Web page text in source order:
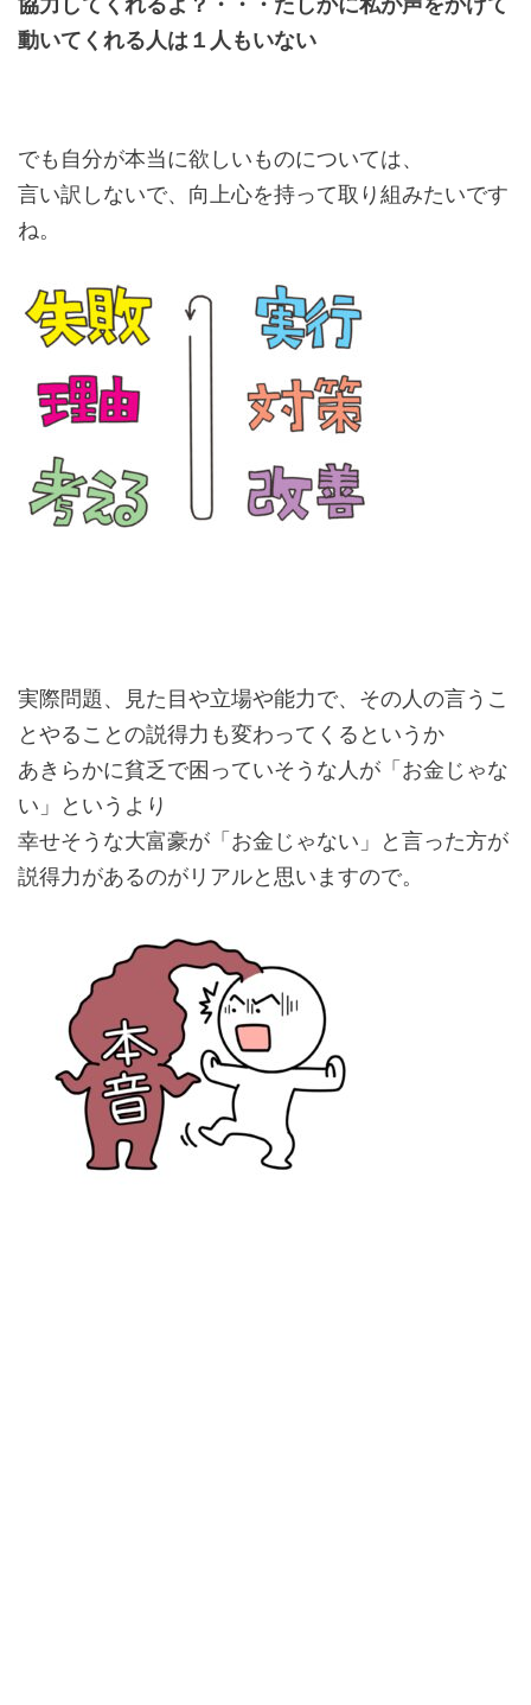
協力してくれるよ？・・・たしかに私が声をかけて
動いてくれる人は１人もいない
でも自分が本当に欲しいものについては、
言い訳しないで、向上心を持って取り組みたいです
ね。
実際問題、見た目や立場や能力で、その人の言うこ
とやることの説得力も変わってくるというか
あきらかに貧乏で困っていそうな人が「お金じゃな
い」というより
幸せそうな大富豪が「お金じゃない」と言った方が
説得力があるのがリアルと思いますので。